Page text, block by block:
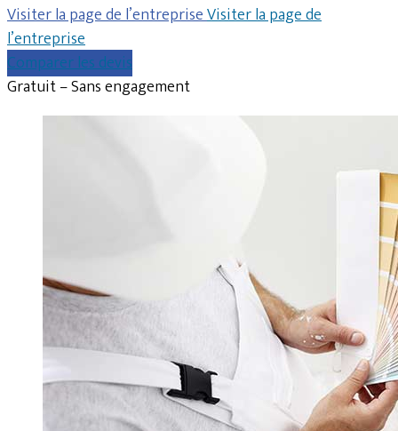
Visiter la page de l’entrepriseVisiter la page de
l’entreprise
Comparer les devis
Gratuit – Sans engagement